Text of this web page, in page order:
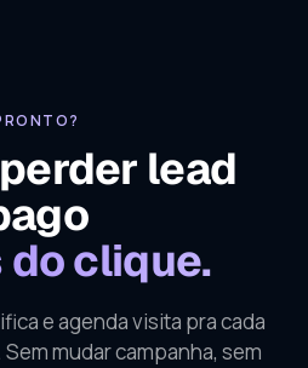
lead
clique.
e agenda visita pra cada
mudar campanha, sem